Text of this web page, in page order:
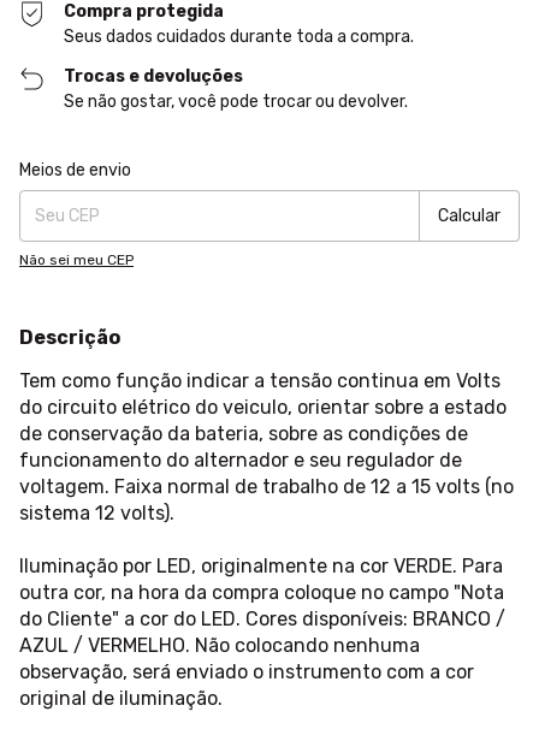
Compra protegida
Seus dados cuidados durante toda a compra.
Trocas e devoluções
Se não gostar, você pode trocar ou devolver.
Entregas para o CEP:
Meios de envio
Calcular
Não sei meu CEP
Descrição
Tem como função indicar a tensão continua em Volts
do circuito elétrico do veiculo, orientar sobre a estado
de conservação da bateria, sobre as condições de
funcionamento do alternador e seu regulador de
voltagem. Faixa normal de trabalho de 12 a 15 volts (no
sistema 12 volts).
Iluminação por LED, originalmente na cor VERDE. Para
outra cor, na hora da compra coloque no campo "Nota
do Cliente" a cor do LED. Cores disponíveis: BRANCO /
AZUL / VERMELHO. Não colocando nenhuma
observação, será enviado o instrumento com a cor
original de iluminação.